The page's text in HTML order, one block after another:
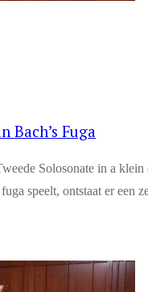
Bach’s Fuga
Solosonate in a
speelt, ontstaat er een